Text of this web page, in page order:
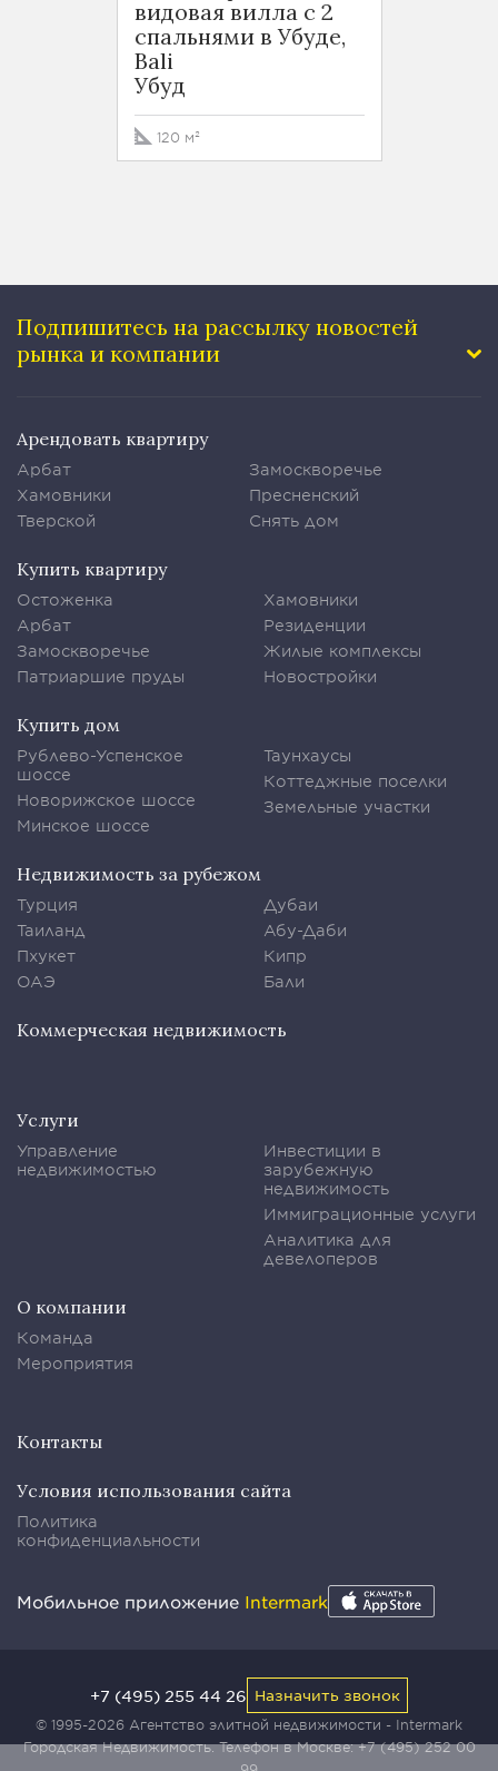
видовая вилла с 2
спальнями в Убуде,
Bali
Убуд
120 м²
Подпишитесь на рассылку новостей
рынка и компании
Арендовать квартиру
Арбат
Хамовники
Тверской
Замоскворечье
Пресненский
Снять дом
Купить квартиру
Остоженка
Арбат
Замоскворечье
Патриаршие пруды
Хамовники
Резиденции
Жилые комплексы
Новостройки
Купить дом
Рублево-Успенское
шоссе
Новорижское шоссе
Минское шоссе
Таунхаусы
Коттеджные поселки
Земельные участки
Недвижимость за рубежом
Турция
Таиланд
Пхукет
ОАЭ
Дубаи
Абу-Даби
Кипр
Бали
Коммерческая недвижимость
Услуги
Управление
недвижимостью
Инвестиции в
зарубежную
недвижимость
Иммиграционные услуги
Аналитика для
девелоперов
О компании
Команда
Мероприятия
Контакты
Условия использования сайта
Политика
конфиденциальности
Мобильное приложение Intermark
© 1995-2026 Агентство элитной недвижимости - Intermark
Городская Недвижимость. Телефон в Москве:+7 (495) 252 00
+7 (495) 255 44 26 Назначить звонок